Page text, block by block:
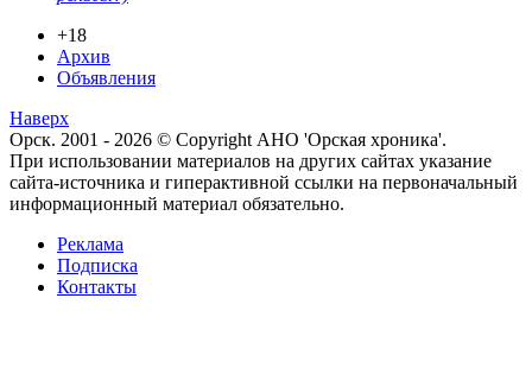
+18
Архив
Объявления
Наверх
Орск. 2001 - 2026 © Copyright АНО 'Орская хроника'.
При использовании материалов на других сайтах указание
сайта-источника и гиперактивной ссылки на первоначальный
информационный материал обязательно.
Реклама
Подписка
Контакты